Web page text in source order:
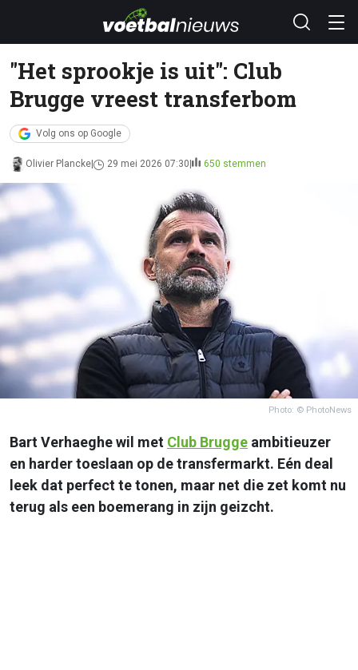
"Het sprookje is uit": Club
Brugge vreest transferbom
Volg ons op Google
Olivier Plancke 29 mei 2026 07:30 650 stemmen
Photo: © PhotoNews
Bart Verhaeghe wil met Club Brugge ambitieuzer
en harder toeslaan op de transfermarkt. Eén deal
leek dat perfect te tonen, maar net die zet komt nu
terug als een boemerang in zijn geizcht.